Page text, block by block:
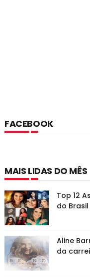
FACEBOOK
MAIS LIDAS DO MÊS
Top 12
do Brasil
Aline
da